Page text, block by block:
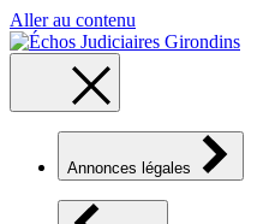
Aller au contenu
Annonces légales